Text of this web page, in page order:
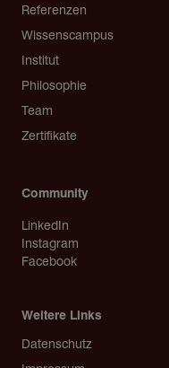
Referenzen
Wissenscampus
Institut
Philosophie
Team
Zertifikate
Community
LinkedIn
Instagram
Facebook
Weitere Links
Copyright
Datenschutz